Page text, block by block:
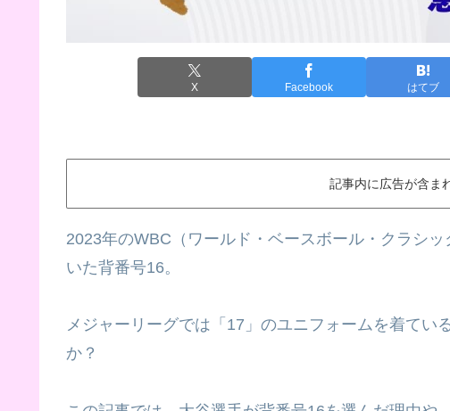
X Facebook はてブ
記事内に広告が含ま
2023年のWBC（ワールド・ベースボール・クラシ
いた背番号16。
メジャーリーグでは「17」のユニフォームを着てい
か？